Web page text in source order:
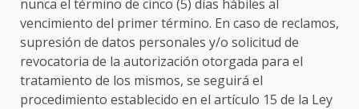
nunca el término de cinco (5) días hábiles al
vencimiento del primer término. En caso de reclamos,
supresión de datos personales y/o solicitud de
revocatoria de la autorización otorgada para el
tratamiento de los mismos, se seguirá el
procedimiento establecido en el artículo 15 de la Ley